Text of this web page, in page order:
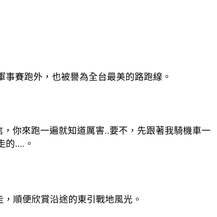
賽跑外，也被譽為全台最美的路跑線。
你來跑一遍就知道厲害..要不，先跟著我騎機車一
的....。
順便欣賞沿途的東引戰地風光。